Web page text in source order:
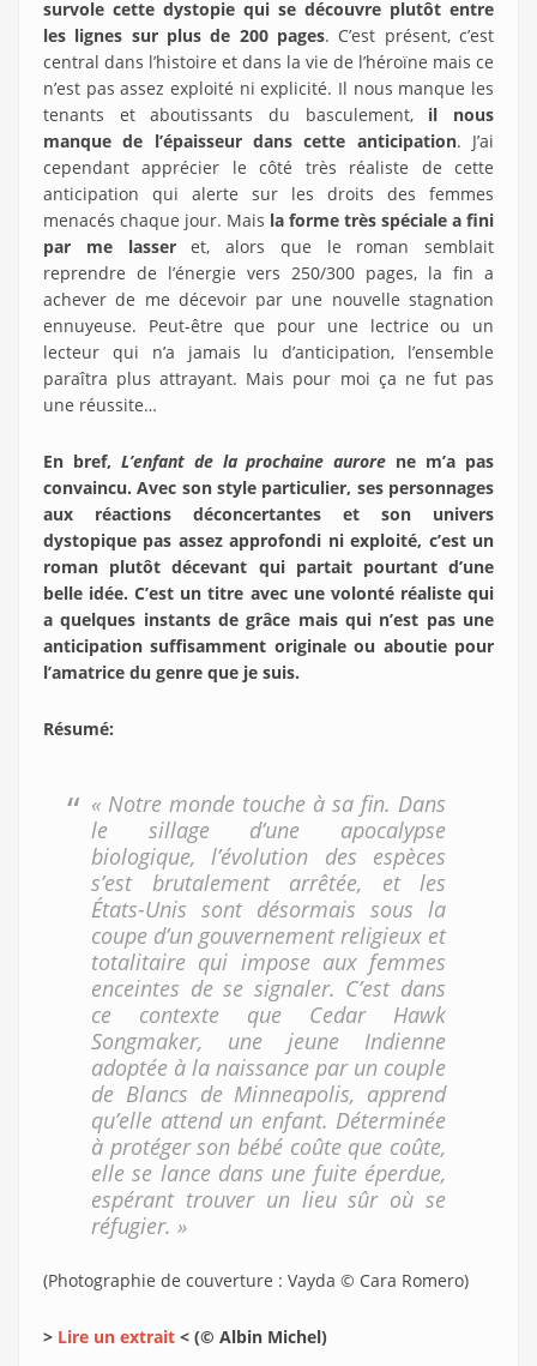
survole cette dystopie qui se découvre plutôt entre
les lignes sur plus de 200 pages. C’est présent, c’est
central dans l’histoire et dans la vie de l’héroïne mais ce
n’est pas assez exploité ni explicité. Il nous manque les
tenants et aboutissants du basculement, il nous
manque de l’épaisseur dans cette anticipation. J’ai
cependant apprécier le côté très réaliste de cette
anticipation qui alerte sur les droits des femmes
menacés chaque jour. Mais la forme très spéciale a fini
par me lasseret, alors que le roman semblait
reprendre de l’énergie vers 250/300 pages, la fin a
achever de me décevoir par une nouvelle stagnation
ennuyeuse. Peut-être que pour une lectrice ou un
lecteur qui n’a jamais lu d’anticipation, l’ensemble
paraîtra plus attrayant. Mais pour moi ça ne fut pas
une réussite…
En bref, L’enfant de la prochaine aurore ne m’a pas
convaincu. Avec son style particulier, ses personnages
aux réactions déconcertantes et son univers
dystopique pas assez approfondi ni exploité, c’est un
roman plutôt décevant qui partait pourtant d’une
belle idée. C’est un titre avec une volonté réaliste qui
a quelques instants de grâce mais qui n’est pas une
anticipation suffisamment originale ou aboutie pour
l’amatrice du genre que je suis.
Résumé:
« Notre monde touche à sa fin. Dans
le sillage d’une apocalypse
biologique, l’évolution des espèces
s’est brutalement arrêtée, et les
États-Unis sont désormais sous la
coupe d’un gouvernement religieux et
totalitaire qui impose aux femmes
enceintes de se signaler. C’est dans
ce contexte que Cedar Hawk
Songmaker, une jeune Indienne
adoptée à la naissance par un couple
de Blancs de Minneapolis, apprend
qu’elle attend un enfant. Déterminée
à protéger son bébé coûte que coûte,
elle se lance dans une fuite éperdue,
espérant trouver un lieu sûr où se
réfugier. »
(Photographie de couverture : Vayda © Cara Romero)
> Lire un extrait < (© Albin Michel)